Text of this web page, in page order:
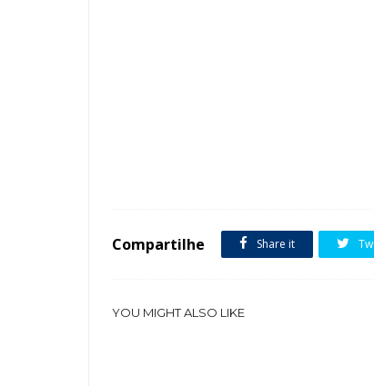
Compartilhe Share it
YOU MIGHT ALSO LIKE